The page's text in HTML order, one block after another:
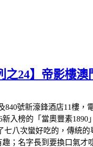
之24】帝影樓
號新濠鋒酒店11樓，
入榜的「當奧豐素
八次蠻好吃的，傳統
；名字長到要換口氣